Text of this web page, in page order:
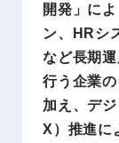
開発」に
ン、HRシ
など長期
行う企業
加え、デ
X）推進に